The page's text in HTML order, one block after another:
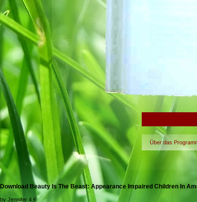
Über das
Download Beauty Is The Beast: Appearance Impaired Children In
by Jennifer 4.6